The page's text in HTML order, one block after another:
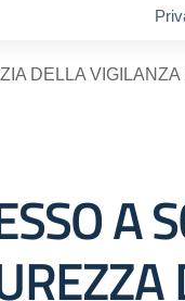
DELLA VIGILANZA
A